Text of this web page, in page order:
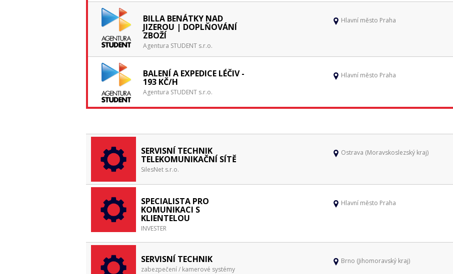
BILLA BENÁTKY NAD
JIZEROU | DOPLŇOVÁNÍ
ZBOŽÍ
Agentura STUDENT s.r.o.
Hlavní město Praha
BALENÍ A EXPEDICE LÉČIV -
193 KČ/H
Agentura STUDENT s.r.o.
Hlavní město Praha
SERVISNÍ TECHNIK
TELEKOMUNIKAČNÍ SÍTĚ
SilesNet s.r.o.
Ostrava (Moravskoslezský kraj)
SPECIALISTA PRO
KOMUNIKACI S
KLIENTELOU
INVESTER
Hlavní město Praha
SERVISNÍ TECHNIK
zabezpečení / kamerové systémy
Brno (Jihomoravský kraj)